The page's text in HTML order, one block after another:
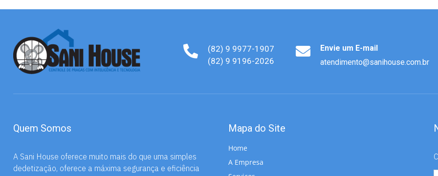
(82) 9 9977-1907
(82) 9 9196-2026
Envie um E-mail
atendimento@sanihouse.com.br
Quem Somos
A Sani House oferece muito mais do que uma simples
dedetização, oferece a máxima segurança e eficiência
Mapa do Site
Home
A Empresa